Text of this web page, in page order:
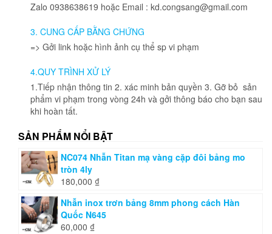
Zalo 0938638619 hoặc Email : kd.congsang@gmail.com
3. CUNG CẤP BẰNG CHỨNG
=> Gởi link hoặc hình ảnh cụ thể sp vi phạm
4.QUY TRÌNH XỬ LÝ
1.Tiếp nhận thông tin 2. xác minh bản quyền 3. Gỡ bỏ sản
phẩm vi phạm trong vòng 24h và gởi thông báo cho bạn sau
khi hoàn tất.
SẢN PHẨM NỔI BẬT
NC074 Nhẫn Titan mạ vàng cặp đôi bảng mo
tròn 4ly
180,000 ₫
Nhẫn inox trơn bảng 8mm phong cách Hàn
Quốc N645
60,000 ₫